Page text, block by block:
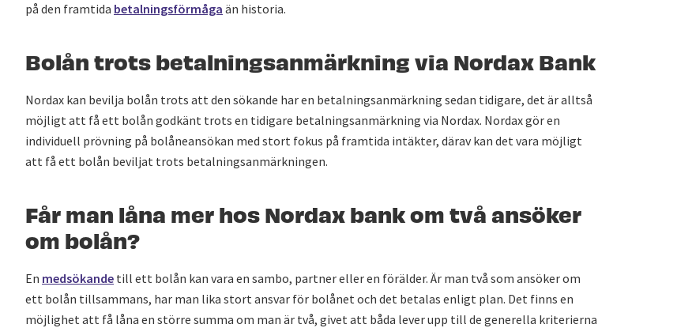
på den framtida betalningsförmåga än historia.
Bolån trots betalningsanmärkning via Nordax Bank
Nordax kan bevilja bolån trots att den sökande har en betalningsanmärkning sedan tidigare, det är alltså
möjligt att få ett bolån godkänt trots en tidigare betalningsanmärkning via Nordax. Nordax gör en
individuell prövning på bolåneansökan med stort fokus på framtida intäkter, därav kan det vara möjligt
att få ett bolån beviljat trots betalningsanmärkningen.
Får man låna mer hos Nordax bank om två ansöker
om bolån?
En medsökande till ett bolån kan vara en sambo, partner eller en förälder. Är man två som ansöker om
ett bolån tillsammans, har man lika stort ansvar för bolånet och det betalas enligt plan. Det finns en
möjlighet att få låna en större summa om man är två, givet att båda lever upp till de generella kriterierna